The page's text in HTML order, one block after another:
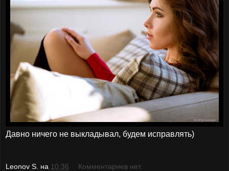
Давно ничего не выкладывал, будем исправлять)
Leonov S. на 10:36 Комментариев нет: